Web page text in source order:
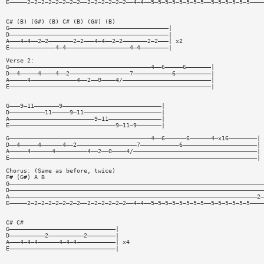
C# (B) (G#) (B) C# (B) (G#) (B)
G—————————————————————————————————————————————|
D—————————————————————————————————————————————|
A———4—4——2—2———————2—2———4—4——2—2———————2—2———| x2
E—————————————4—4——————————————————4—4————————|
Verse 2:
G————————————————————————————————————————4——6—————6———————|
D——4—————4————4——2—————————————————7———————————6——————————|
A—————4—————————————4——2——0————4/—————————————————————————|
E—————————————————————————————————————————————————————————|
G———9—11———————9————————————————————————————|
D——————————11—————9—11——————————————————————|
A————————————————————————9—11———————————————|
E——————————————————————————————9—11—9———————|
G————————————————————————————————————————4——6——————6——————4—x16————————|
D——4—————4——————4——2—————————————————7———————————6—————————————————————|
A—————4——————4—————————4——2——0————4/———————————————————————————————————|
E——————————————————————————————————————————————————————————————————————|
Chorus: (Same as before, twice)
F# (G#) A B
C# C#
G——————————————————————————————|
D——————————2——————————2————————|
A———4—4—4——————4—4—4———————————| x4
E——————————————————————————————|